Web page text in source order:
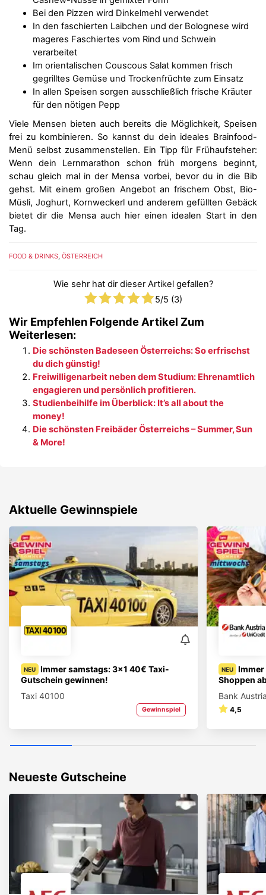
Bei den Pizzen wird Dinkelmehl verwendet
In den faschierten Laibchen und der Bolognese wird
mageres Faschiertes vom Rind und Schwein
verarbeitet
Im orientalischen Couscous Salat kommen frisch
gegrilltes Gemüse und Trockenfrüchte zum Einsatz
In allen Speisen sorgen ausschließlich frische Kräuter
für den nötigen Pepp
Viele Mensen bieten auch bereits die Möglichkeit, Speisen
frei zu kombinieren. So kannst du dein ideales Brainfood-
Menü selbst zusammenstellen. Ein Tipp für Frühaufsteher:
Wenn dein Lernmarathon schon früh morgens beginnt,
schau gleich mal in der Mensa vorbei, bevor du in die Bib
gehst. Mit einem großen Angebot an frischem Obst, Bio-
Müsli, Joghurt, Kornweckerl und anderem gefüllten Gebäck
bietet dir die Mensa auch hier einen idealen Start in den
Tag.
FOOD & DRINKS, ÖSTERREICH
Wie sehr hat dir dieser Artikel gefallen?
5/5 (3)
Wir Empfehlen Folgende Artikel Zum
Weiterlesen:
Die schönsten Badeseen Österreichs: So erfrischst
du dich günstig!
Freiwilligenarbeit neben dem Studium: Ehrenamtlich
engagieren und persönlich profitieren.
Studienbeihilfe im Überblick: It’s all about the
money!
Die schönsten Freibäder Österreichs – Summer, Sun
& More!
Aktuelle Gewinnspiele
NEU
Immer samstags: 3x1 40€ Taxi-
Gutschein gewinnen!
Taxi 40100
Gewinnspiel
NEU
Shoppen
Bank
4,5
Neueste Gutscheine